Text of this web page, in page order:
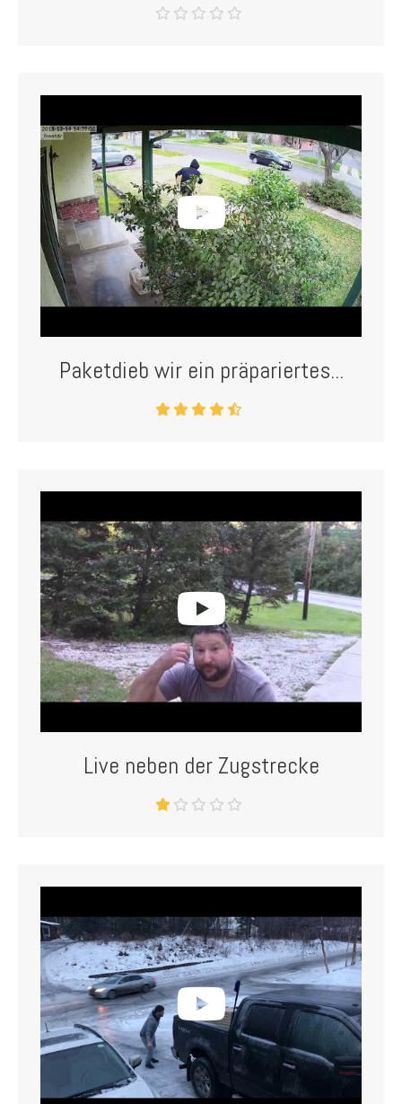
Paketdieb wir ein präpariertes...
Live neben der Zugstrecke